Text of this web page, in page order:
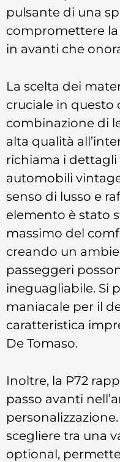
pulsante di una
compromettere
in avanti che
La scelta dei
cruciale in questo
combinazione di
alta qualità
richiama i
automobili
senso di lusso e
elemento è stato
massimo del
creando un
passeggeri
ineguagliabile. Si
maniacale per il
caratteristica
De Tomaso.
Inoltre, la P72
passo avanti
scegliere tra una
optional,